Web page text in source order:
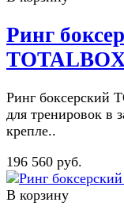
Ринг
Ринг боксерский
для тренировок в
крепле..
196 560 руб.
В корзину